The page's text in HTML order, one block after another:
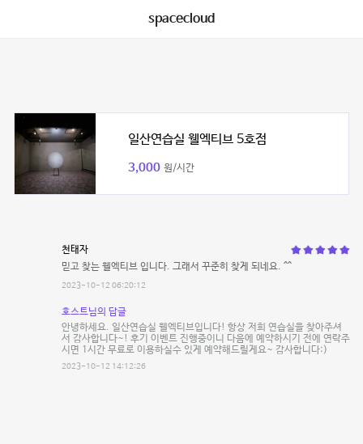
spacecloud
일산연습실 웰엑티브 5호점
3,000 원/시간
천태자
믿고 찾는 웰엑티브 입니다. 그래서 꾸준히 찾게 되네요. ^^
2023-10-12 06:20:12
호스트님의 답글
안녕하세요. 일산연습실 웰엑티브입니다! 항상 저희 연습실을 찾아주셔
서 감사합니다~! 후기 이벤트 진행중이니 다음에 예약하시기 전에 연락주
시면 1시간 무료로 이용하실수 있게 예약해드릴게요~ 감사합니다:)
2023-10-12 14:12:26